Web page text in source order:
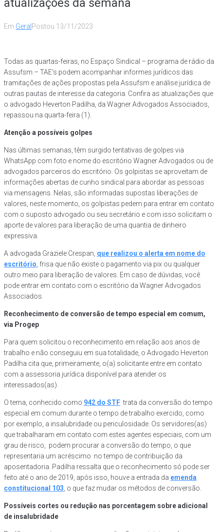
atualizações da semana
Em Geral Postou 13/11/2023
Todas as quartas-feiras, no Espaço Sindical – programa de rádio da
Assufsm – TAE’s podem acompanhar informes jurídicos das
tramitações de ações propostas pela Assufsm e análise jurídica de
outras pautas de interesse da categoria. Confira as atualizações que
o advogado Heverton Padilha, da Wagner Advogados Associados,
repassou na quarta-feira (1).
Atenção a possíveis golpes
Nas últimas semanas, têm surgido tentativas de golpes via
WhatsApp com foto e nome do escritório Wagner Advogados ou de
advogados parceiros do escritório. Os golpistas se aproveitam de
informações abertas de cunho sindical para abordar as pessoas
via mensagens. Nelas, são informadas supostas liberações de
valores, neste momento, os golpistas pedem para entrar em contato
com o suposto advogado ou seu secretário e com isso solicitam o
aporte de valores para liberação de uma quantia de dinheiro
expressiva.
A advogada Graziele Crespan, que realizou o alerta em nome do
escritório , frisa que não existe o pagamento via pix ou qualquer
outro meio para liberação de valores. Em caso de dúvidas, você
pode entrar em contato com o escritório da Wagner Advogados
Associados.
Reconhecimento de conversão de tempo especial em comum,
via Progep
Para quem solicitou o reconhecimento em relação aos anos de
trabalho e não conseguiu em sua totalidade, o Advogado Heverton
Padilha cita que, primeiramente, o(a) solicitante entre em contato
com a assessoria jurídica disponível para atender os
interessados(as).
O tema, conhecido como 942 do STF trata da conversão do tempo
especial em comum durante o tempo de trabalho exercido, como
por exemplo, a insalubridade ou periculosidade. Os servidores(as)
que trabalharam em contato com estes agentes especiais, com um
grau de risco, podem procurar a conversão do tempo, o que
representaria um acréscimo no tempo de contribuição da
aposentadoria. Padilha ressalta que o reconhecimento só pode ser
feito até o ano de 2019, após isso, houve a entrada da emenda
constitucional 103 , o que faz mudar os métodos de conversão.
Possíveis cortes ou redução nas porcentagem sobre adicional
de insalubridade